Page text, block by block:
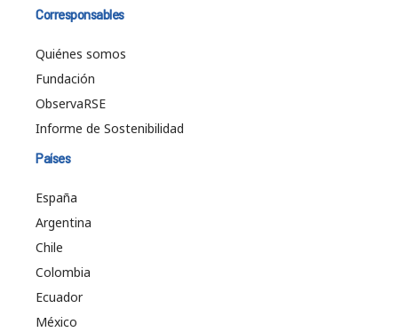
Corresponsables
Quiénes somos
Fundación
ObservaRSE
Informe de Sostenibilidad
Países
España
Argentina
Chile
Colombia
Ecuador
México